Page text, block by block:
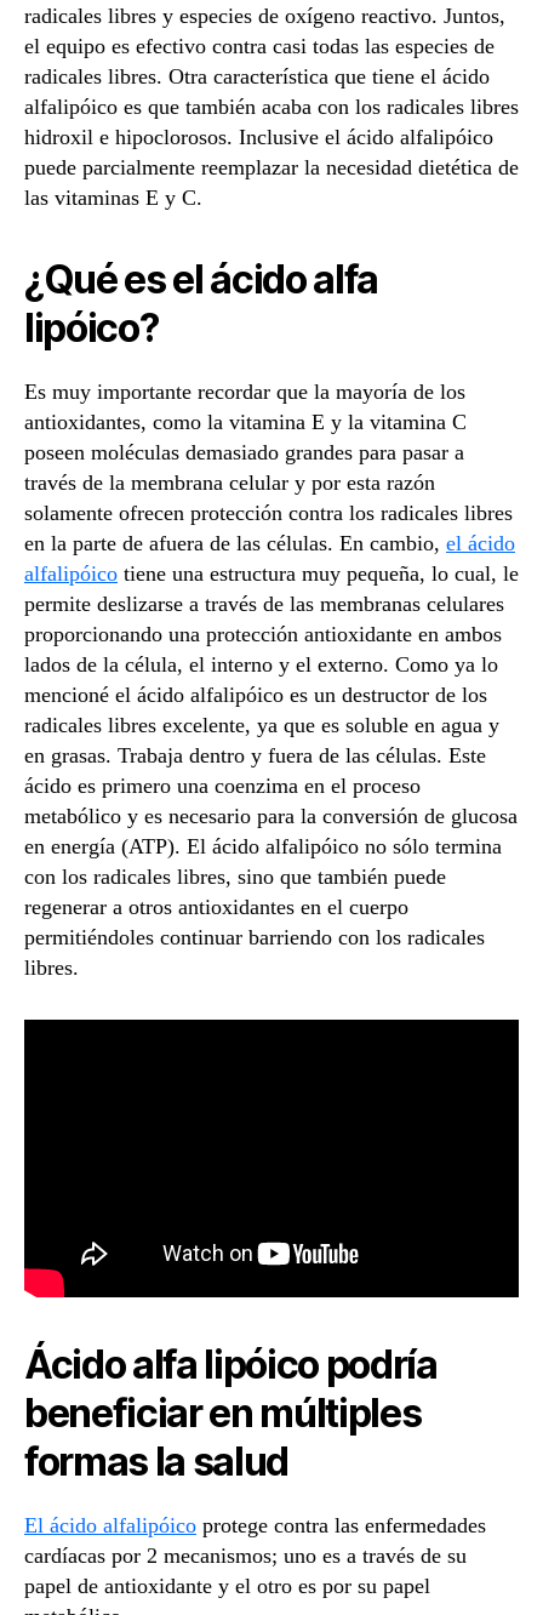
radicales libres y especies de oxígeno reactivo. Juntos,
el equipo es efectivo contra casi todas las especies de
radicales libres. Otra característica que tiene el ácido
alfalipóico es que también acaba con los radicales libres
hidroxil e hipoclorosos. Inclusive el ácido alfalipóico
puede parcialmente reemplazar la necesidad dietética de
las vitaminas E y C.
¿Qué es el ácido alfa
lipóico?
Es muy importante recordar que la mayoría de los
antioxidantes, como la vitamina E y la vitamina C
poseen moléculas demasiado grandes para pasar a
través de la membrana celular y por esta razón
solamente ofrecen protección contra los radicales libres
en la parte de afuera de las células. En cambio, el ácido
alfalipóico tiene una estructura muy pequeña, lo cual, le
permite deslizarse a través de las membranas celulares
proporcionando una protección antioxidante en ambos
lados de la célula, el interno y el externo. Como ya lo
mencioné el ácido alfalipóico es un destructor de los
radicales libres excelente, ya que es soluble en agua y
en grasas. Trabaja dentro y fuera de las células. Este
ácido es primero una coenzima en el proceso
metabólico y es necesario para la conversión de glucosa
en energía (ATP). El ácido alfalipóico no sólo termina
con los radicales libres, sino que también puede
regenerar a otros antioxidantes en el cuerpo
permitiéndoles continuar barriendo con los radicales
libres.
Ácido alfa lipóico podría
beneficiar en múltiples
formas la salud
El ácido alfalipóico protege contra las enfermedades
cardíacas por 2 mecanismos; uno es a través de su
papel de antioxidante y el otro es por su papel